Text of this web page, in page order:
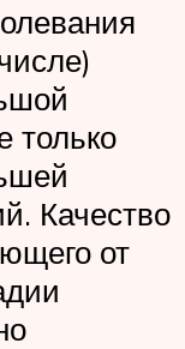
только
Качество
от